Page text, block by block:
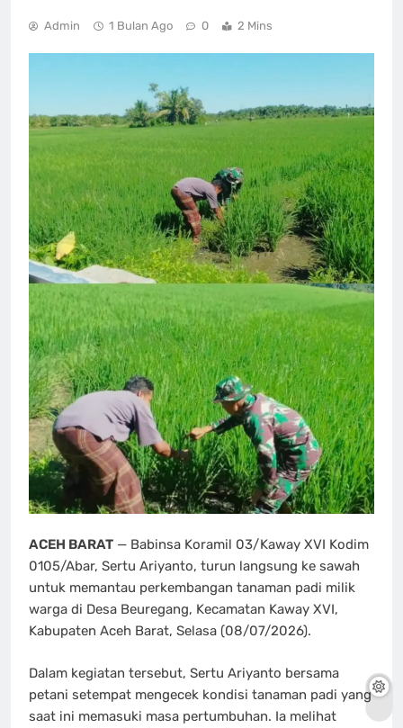
Admin 1 Bulan Ago 0 2 Mins
ACEH BARAT — Babinsa Koramil 03/Kaway XVI Kodim
0105/Abar, Sertu Ariyanto, turun langsung ke sawah
untuk memantau perkembangan tanaman padi milik
warga di Desa Beuregang, Kecamatan Kaway XVI,
Kabupaten Aceh Barat, Selasa (08/07/2026).
Dalam kegiatan tersebut, Sertu Ariyanto bersama
petani setempat mengecek kondisi tanaman padi yang
saat ini memasuki masa pertumbuhan. Ia melihat